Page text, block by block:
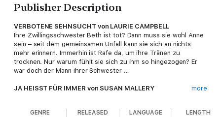
Publisher Description
VERBOTENE SEHNSUCHT von LAURIE CAMPBELL
Ihre Zwillingsschwester Beth ist tot? Dann muss sie wohl Anne
sein – seit dem gemeinsamen Unfall kann sie sich an nichts
mehr erinnern. Immerhin ist Rafe da, um ihre Tränen zu
trocknen. Nur warum fühlt sie sich zu ihm so hingezogen? Er
war doch der Mann ihrer Schwester …
JA HEISST FÜR IMMER von SUSAN MALLERY
liest, spürt sie, dass er ihr den Verrat von damals nicht
more
GENRE RELEASED LANGUAGE LENGTH